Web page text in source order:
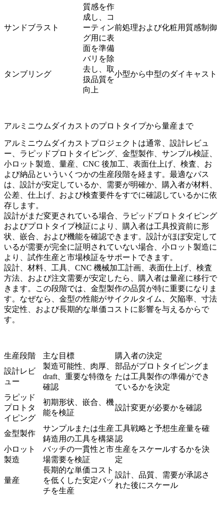
サンドブラスト
質感を作
成し、コ
ーティン
グ用に表
面を準備
前処理および化粧用質感制御
タンブリング
バリを除
去し、取
扱品質を
向上
小型から中型のダイキャスト
アルミニウムダイカストのプロトタイプから量産まで
アルミニウムダイカストプロジェクトは通常、設計レビュ
ー、ラピッドプロトタイピング、金型製作、サンプル検証、
小ロット製造、量産、CNC 後加工、表面仕上げ、検査、お
よび納品といういくつかの生産段階を経ます。最適なパス
は、設計が安定しているか、需要が明確か、購入者が材料、
公差、仕上げ、および検査要件をすでに確認しているかに依
存します。
設計がまだ変更されている場合、 ラピッドプロトタイピング
およびプロトタイプ検証により、購入者は工具投資前に形
状、嵌合、および機能を確認できます。設計がほぼ安定して
いるが需要が完全に証明されていない場合、 小ロット製造に
より、試作生産と市場検証をサポートできます。
設計、材料、工具、CNC 機械加工計画、表面仕上げ、検査
方法、および注文需要が安定したら、購入者は量産に移行で
きます。この段階では、 金型製作の品質が特に重要になりま
す。なぜなら、金型の性能がサイクルタイム、欠陥率、寸法
安定性、および長期的な単価コストに影響を与えるからで
す。
生産段階 主な目標
購入者の決定
設計レビ
ュー
製造可能性、肉厚、
draft、重要な特徴を
確認
部品がプロトタイピングま
たは工具製作の準備ができ
ているかを決定
ラピッド
プロトタ
イピング
初期形状、嵌合、機
能を検証
設計変更が必要かを確認
金型製作
サンプルまたは生産
鋳造用の工具を構築
工具戦略と予想生産量を確
認
小ロット
製造
バッチの一貫性と市
場需要を検証
生産をスケールするかを決
定
量産
長期的な単価コスト
を低くした安定バッ
チを生産
設計、品質、需要が承認さ
れた後にスケール